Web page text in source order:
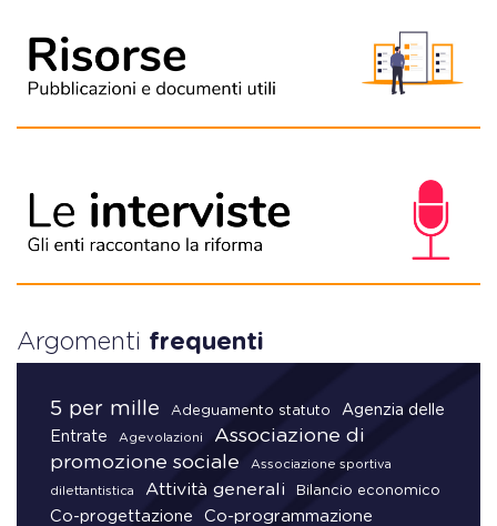
Argomenti frequenti
5 per mille Adeguamento statuto
Agenzia delle
Entrate
Agevolazioni
Associazione di
promozione sociale
Associazione sportiva
dilettantistica Attività generali Bilancio economico
Co-progettazione Co-programmazione